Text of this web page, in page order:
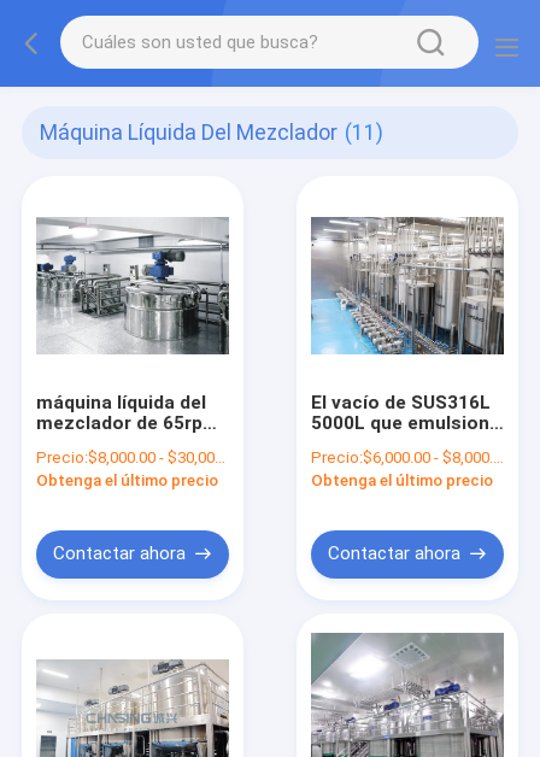
Máquina Líquida Del Mezclador (11)
máquina líquida del
mezclador de 65rpm
detergente de líquido
de lavado del plato
Precio:$8,000.00 - $30,000.00/Sets
Obtenga el último precio
Contactar ahora
El vacío de SUS316L
5000L que emulsiona
licuadora de la
emulsificación del
Precio:$6,000.00 - $8,000.00/Sets
Obtenga el último precio
Contactar ahora